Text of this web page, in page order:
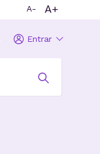
A- A+
Entrar